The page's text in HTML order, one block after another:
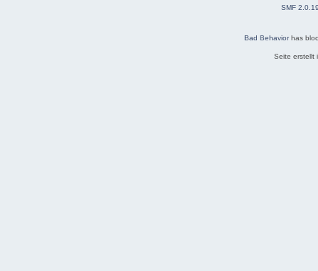
SMF
Bad Behaviorhas
Seite erstellt